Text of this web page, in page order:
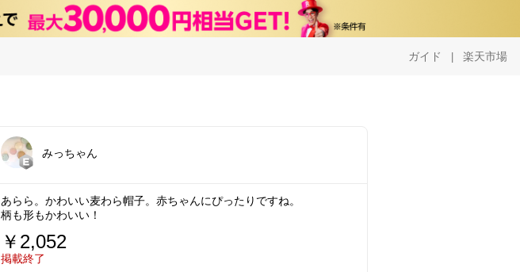
ガイド | 楽天市場
みっちゃん
あらら。かわいい麦わら帽子。赤ちゃんにぴったりですね。
柄も形もかわいい！
￥2,052
掲載終了